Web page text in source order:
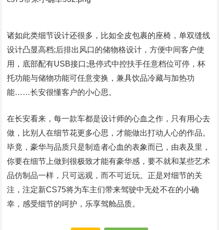
诸如此类细节设计还很多，比如全皮包裹的座椅，单双缝线
设计凸显高档;后排出风口的储物格设计，方便中间客户使
用，底部配有USB接口;悬停式中控扶手任意档位可停，杯
托功能与储物功能可任意变换，兼具饮品冷藏与加热功
能……长安很懂客户的小心思。
在长安看来，每一款车都是设计师的心血之作，只有用心去
做，比别人在细节花更多心思，才能做出打动人心的作品。
毕竟，豪华与品质只是制造者心血的表象而已，由表及里，
你要在细节上做到很极致才能有豪华感，要不就和某些艺术
品仿制品一样，只可远观，而不可近玩。正是对细节的关
注，注定新CS75将为车主们带来驾驶中无处不在的小确
幸，感受细节的呵护，乐享驾舱品质。